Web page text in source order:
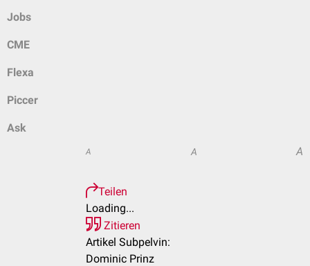
Jobs
CME
Flexa
Piccer
Ask
A A A
Teilen
Loading...
Zitieren
Artikel Subpelvin:
Dominic Prinz